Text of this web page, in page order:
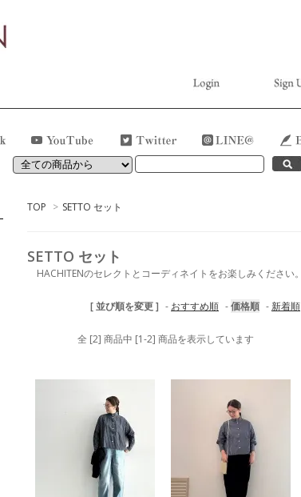
TOP > SETTO セット
SETTO セット
HACHITENのセレクトとコーディネイトをお楽しみください。
[ 並び順を変更 ] - おすすめ順 -価格順 -新着順
全 [2] 商品中 [1-2] 商品を表示しています